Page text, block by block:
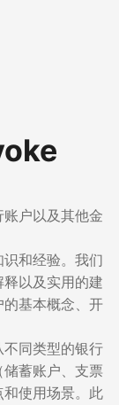
户以及其他金
和经验。我们
以及实用的建
基本概念、开
同类型的银行
蓄账户、支票
使用场景。此